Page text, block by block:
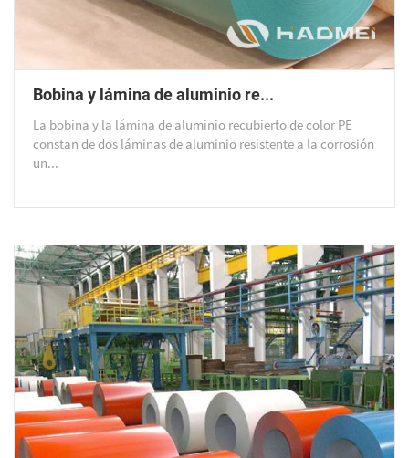
Bobina y lámina de aluminio re...
La bobina y la lámina de aluminio recubierto de color PE
constan de dos láminas de aluminio resistente a la corrosión
un...